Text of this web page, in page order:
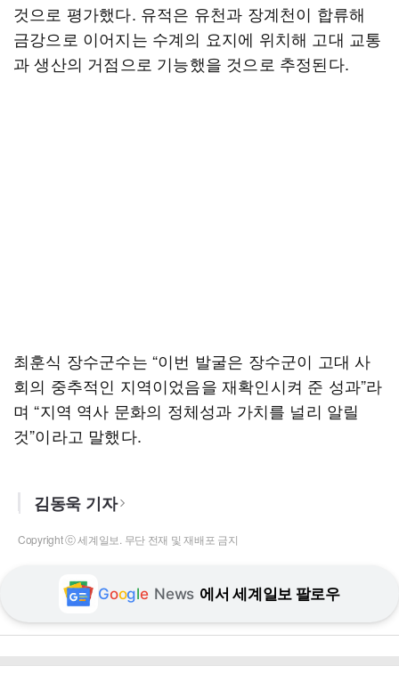
것으로 평가했다. 유적은 유천과 장계천이 합류해
금강으로 이어지는 수계의 요지에 위치해 고대 교통
과 생산의 거점으로 기능했을 것으로 추정된다.
최훈식 장수군수는 “이번 발굴은 장수군이 고대 사
회의 중추적인 지역이었음을 재확인시켜 준 성과”라
며 “지역 역사 문화의 정체성과 가치를 널리 알릴
것”이라고 말했다.
김동욱 기자
Copyright ⓒ 세계일보. 무단 전재 및 재배포 금지
Google News 에서 세계일보 팔로우